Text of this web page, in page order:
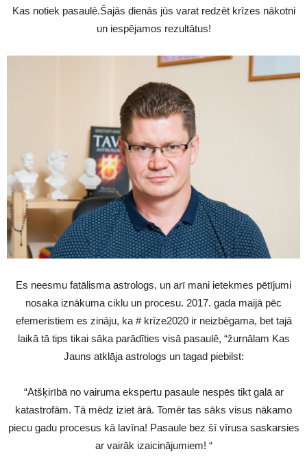
Kas notiek pasaulē.Šajās dienās jūs varat redzēt krīzes nākotni
un iespējamos rezultātus!
Es neesmu fatālisma astrologs, un arī mani ietekmes pētījumi
nosaka iznākuma ciklu un procesu. 2017. gada maijā pēc
efemeristiem es zināju, ka # krīze2020 ir neizbēgama, bet tajā
laikā tā tips tikai sāka parādīties visā pasaulē, “žurnālam Kas
Jauns atklāja astrologs un tagad piebilst:
“Atšķirībā no vairuma ekspertu pasaule nespēs tikt galā ar
katastrofām. Tā mēdz iziet ārā. Tomēr tas sāks visus nākamo
piecu gadu procesus kā lavīna! Pasaule bez šī vīrusa saskarsies
ar vairāk izaicinājumiem! “